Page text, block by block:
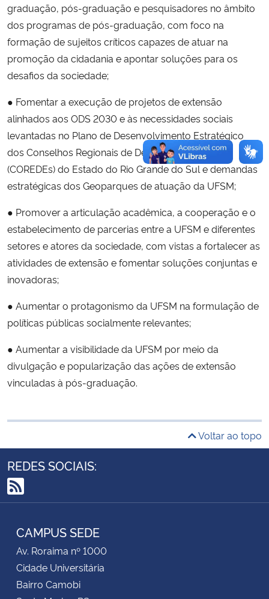
Controladoria-Geral da União
Ministério da Mulher, da Família e dos Direitos Humanos
Secretaria de Governo
Gabinete de Segurança Institucional
Advocacia-Geral da União
Banco Central do Brasil
Planalto
graduação, pós-graduação e pesquisadores no âmbito
dos programas de pós-graduação, com foco na
formação de sujeitos críticos capazes de atuar na
promoção da cidadania e apontar soluções para os
desafios da sociedade;
● Fomentar a execução de projetos de extensão
alinhados aos ODS 2030 e às necessidades sociais
levantadas no Plano de Desenvolvimento Estratégico
dos Conselhos Regionais de Desenvolvimento
(COREDEs) do Estado do Rio Grande do Sul e demandas
estratégicas dos Geoparques de atuação da UFSM;
● Promover a articulação acadêmica, a cooperação e o
estabelecimento de parcerias entre a UFSM e diferentes
setores e atores da sociedade, com vistas a fortalecer as
atividades de extensão e fomentar soluções conjuntas e
inovadoras;
● Aumentar o protagonismo da UFSM na formulação de
políticas públicas socialmente relevantes;
● Aumentar a visibilidade da UFSM por meio da
divulgação e popularização das ações de extensão
vinculadas à pós-graduação.
Voltar ao topo
REDES SOCIAIS:
RSS
CAMPUS SEDE
Av. Roraima nº 1000
Cidade Universitária
Bairro Camobi